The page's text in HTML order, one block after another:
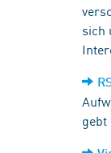
sich
gebt